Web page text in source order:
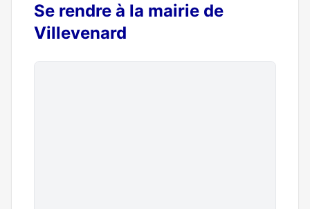
Se rendre à la mairie de
Villevenard